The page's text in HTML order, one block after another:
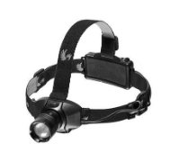
Nawigacja
wpisu